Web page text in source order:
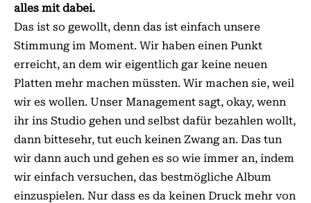
alles mit dabei.
Das ist so gewollt, denn das ist einfach unsere
Stimmung im Moment. Wir haben einen Punkt
erreicht, an dem wir eigentlich gar keine neuen
Platten mehr machen müssten. Wir machen sie, weil
wir es wollen. Unser Management sagt, okay, wenn
ihr ins Studio gehen und selbst dafür bezahlen wollt,
dann bittesehr, tut euch keinen Zwang an. Das tun
wir dann auch und gehen es so wie immer an, indem
wir einfach versuchen, das bestmögliche Album
einzuspielen. Nur dass es da keinen Druck mehr von